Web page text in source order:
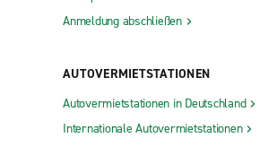
Anmeldung abschließen
AUTOVERMIETSTATIONEN
Autovermietstationen in Deutschland
Internationale Autovermietstationen